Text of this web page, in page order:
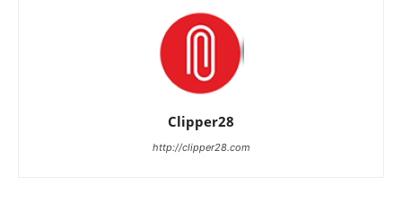
Clipper28
http://clipper28.com